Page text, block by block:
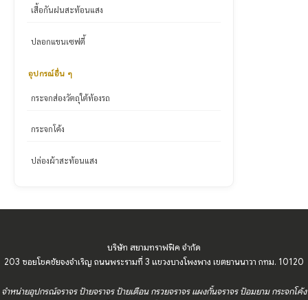
เสื้อกันฝนสะท้อนแสง
ปลอกแขนเซฟตี้
อุปกรณ์อื่น ๆ
กระจกส่องวัตถุใต้ท้องรถ
กระจกโค้ง
ปล่องผ้าสะท้อนแสง
บริษัท สยามทราฟฟิค จำกัด
203 ซอยโชคชัยจงจำเริญ ถนนพระรามที่ 3 แขวงบางโพงพาง เขตยานนาวา กทม. 10120
จำหน่ายอุปกรณ์จราจร ป้ายจราจร ป้ายเตือน กรวยจราจร แผงกั้นจราจร ป้อมยาม กระจกโค้ง